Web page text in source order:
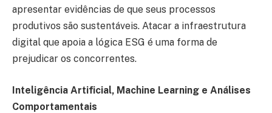
apresentar evidências de que seus processos
produtivos são sustentáveis. Atacar a infraestrutura
digital que apoia a lógica ESG é uma forma de
prejudicar os concorrentes.
Inteligência Artificial, Machine Learning e Análises
Comportamentais